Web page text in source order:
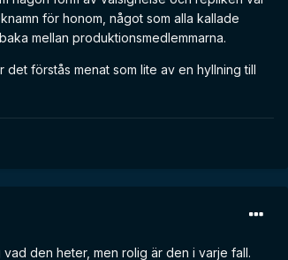
för honom, något som alla kallade
mellan produktionsmedlemmarna.
förstås menat som lite av en hyllning till
den heter, men rolig är den i varje fall.